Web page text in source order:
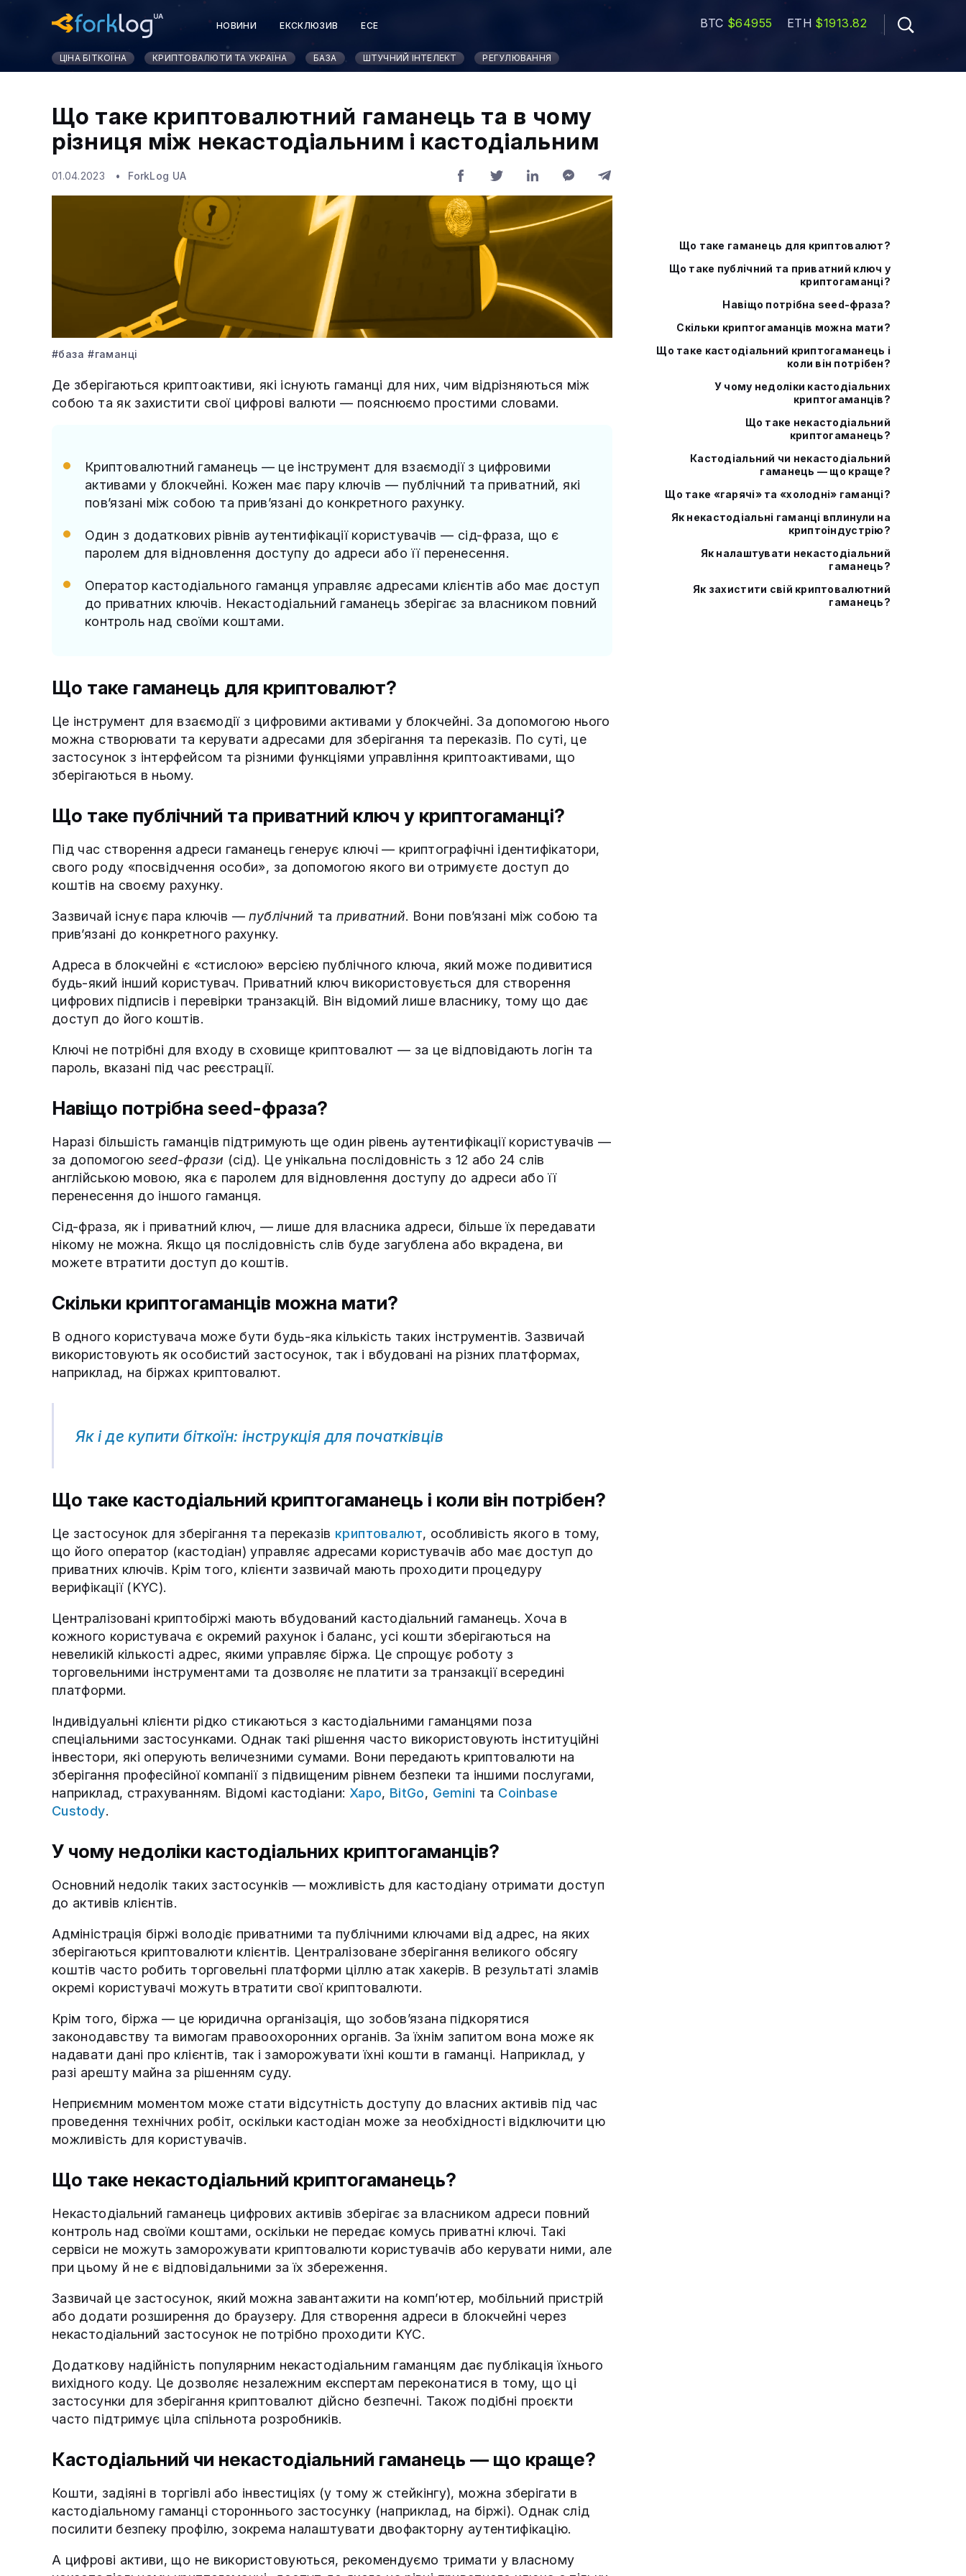
НОВИНИ ЕКСКЛЮЗИВ
ЕСЕ
BTC $64955 ETH $1913.82
ЦІНА БІТКОЇНА КРИПТОВАЛЮТИ ТА УКРАЇНА БАЗА ШТУЧНИЙ ІНТЕЛЕКТ РЕГУЛЮВАННЯ
Що таке гаманець для криптовалют?
Що таке публічний та приватний ключ у
криптогаманці?
Навіщо потрібна seed-фраза?
Скільки криптогаманців можна мати?
Що таке кастодіальний криптогаманець і
коли він потрібен?
У чому недоліки кастодіальних
криптогаманців?
Що таке некастодіальний
криптогаманець?
Кастодіальний чи некастодіальний
гаманець — що краще?
Що таке «гарячі» та «холодні» гаманці?
Як некастодіальні гаманці вплинули на
криптоіндустрію?
Як налаштувати некастодіальний
гаманець?
Як захистити свій криптовалютний
гаманець?
Що таке криптовалютний гаманець та в чому
різниця між некастодіальним і кастодіальним
01.04.2023 ForkLog UA
#база #гаманці
Де зберігаються криптоактиви, які існують гаманці для них, чим відрізняються між
собою та як захистити свої цифрові валюти — пояснюємо простими словами.
Криптовалютний гаманець — це інструмент для взаємодії з цифровими
активами у блокчейні. Кожен має пару ключів — публічний та приватний, які
пов’язані між собою та прив’язані до конкретного рахунку.
Один з додаткових рівнів аутентифікації користувачів — сід-фраза, що є
паролем для відновлення доступу до адреси або її перенесення.
Оператор кастодіального гаманця управляє адресами клієнтів або має доступ
до приватних ключів. Некастодіальний гаманець зберігає за власником повний
контроль над своїми коштами.
Що таке гаманець для криптовалют?
Це інструмент для взаємодії з цифровими активами у блокчейні. За допомогою нього
можна створювати та керувати адресами для зберігання та переказів. По суті, це
застосунок з інтерфейсом та різними функціями управління криптоактивами, що
зберігаються в ньому.
Що таке публічний та приватний ключ у криптогаманці?
Під час створення адреси гаманець генерує ключі — криптографічні ідентифікатори,
свого роду «посвідчення особи», за допомогою якого ви отримуєте доступ до
коштів на своєму рахунку.
Зазвичай існує пара ключів —публічний таприватний. Вони пов’язані між собою та
прив’язані до конкретного рахунку.
Адреса в блокчейні є «стислою» версією публічного ключа, який може подивитися
будь-який інший користувач. Приватний ключ використовується для створення
цифрових підписів і перевірки транзакцій. Він відомий лише власнику, тому що дає
доступ до його коштів.
Ключі не потрібні для входу в сховище криптовалют — за це відповідають логін та
пароль, вказані під час реєстрації.
Навіщо потрібна seed-фраза?
Наразі більшість гаманців підтримують ще один рівень аутентифікації користувачів —
за допомогою seed-фрази (сід). Це унікальна послідовність з 12 або 24 слів
англійською мовою, яка є паролем для відновлення доступу до адреси або її
перенесення до іншого гаманця.
Сід-фраза, як і приватний ключ, — лише для власника адреси, більше їх передавати
нікому не можна. Якщо ця послідовність слів буде загублена або вкрадена, ви
можете втратити доступ до коштів.
Скільки криптогаманців можна мати?
В одного користувача може бути будь-яка кількість таких інструментів. Зазвичай
використовують як особистий застосунок, так і вбудовані на різних платформах,
наприклад, на біржах криптовалют.
Як і де купити біткоїн: інструкція для початківців
Що таке кастодіальний криптогаманець і коли він потрібен?
Це застосунок для зберігання та переказів криптовалют, особливість якого в тому,
що його оператор (кастодіан) управляє адресами користувачів або має доступ до
приватних ключів. Крім того, клієнти зазвичай мають проходити процедуру
верифікації (KYC).
Централізовані криптобіржі мають вбудований кастодіальний гаманець. Хоча в
кожного користувача є окремий рахунок і баланс, усі кошти зберігаються на
невеликій кількості адрес, якими управляє біржа. Це спрощує роботу з
торговельними інструментами та дозволяє не платити за транзакції всередині
платформи.
Індивідуальні клієнти рідко стикаються з кастодіальними гаманцями поза
спеціальними застосунками. Однак такі рішення часто використовують інституційні
інвестори, які оперують величезними сумами. Вони передають криптовалюти на
зберігання професійної компанії з підвищеним рівнем безпеки та іншими послугами,
наприклад, страхуванням. Відомі кастодіани: Xapo, BitGo, Gemini та Coinbase
Custody.
У чому недоліки кастодіальних криптогаманців?
Основний недолік таких застосунків — можливість для кастодіану отримати доступ
до активів клієнтів.
Адміністрація біржі володіє приватними та публічними ключами від адрес, на яких
зберігаються криптовалюти клієнтів. Централізоване зберігання великого обсягу
коштів часто робить торговельні платформи ціллю атак хакерів. В результаті зламів
окремі користувачі можуть втратити свої криптовалюти.
Крім того, біржа — це юридична організація, що зобов’язана підкорятися
законодавству та вимогам правоохоронних органів. За їхнім запитом вона може як
надавати дані про клієнтів, так і заморожувати їхні кошти в гаманці. Наприклад, у
разі арешту майна за рішенням суду.
Неприємним моментом може стати відсутність доступу до власних активів під час
проведення технічних робіт, оскільки кастодіан може за необхідності відключити цю
можливість для користувачів.
Що таке некастодіальний криптогаманець?
Некастодіальний гаманець цифрових активів зберігає за власником адреси повний
контроль над своїми коштами, оскільки не передає комусь приватні ключі. Такі
сервіси не можуть заморожувати криптовалюти користувачів або керувати ними, але
при цьому й не є відповідальними за їх збереження.
Зазвичай це застосунок, який можна завантажити на компʼютер, мобільний пристрій
або додати розширення до браузеру. Для створення адреси в блокчейні через
некастодіальний застосунок не потрібно проходити KYC.
Додаткову надійність популярним некастодіальним гаманцям дає публікація їхнього
вихідного коду. Це дозволяє незалежним експертам переконатися в тому, що ці
застосунки для зберігання криптовалют дійсно безпечні. Також подібні проєкти
часто підтримує ціла спільнота розробників.
Кастодіальний чи некастодіальний гаманець — що краще?
Кошти, задіяні в торгівлі або інвестиціях (у тому ж стейкінгу), можна зберігати в
кастодіальному гаманці стороннього застосунку (наприклад, на біржі). Однак слід
посилити безпеку профілю, зокрема налаштувати двофакторну аутентифікацію.
А цифрові активи, що не використовуються, рекомендуємо тримати у власному